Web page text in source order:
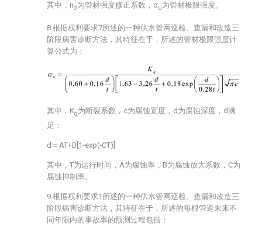
其中，nσ为管材强度修正系数，σu为管材极限强度。
8.根据权利要求7所述的一种供水管网巡检、查漏和改造三
阶段病害诊断方法，其特征在于，所述的管材极限强度计
算公式为：
其中，Kq为断裂系数，c为腐蚀宽度，d为腐蚀深度，d满
足：
d＝AT+B[1-exp(-CT)]
其中，T为运行时间，A为腐蚀率，B为腐蚀放大系数，C为
腐蚀抑制率。
9.根据权利要求1所述的一种供水管网巡检、查漏和改造三
阶段病害诊断方法，其特征在于，所述的每根管道未来不
同年限内的事故率的预测过程包括：